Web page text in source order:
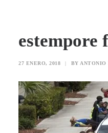
estempore
27 ENERO, 2018 | BY ANTONIO